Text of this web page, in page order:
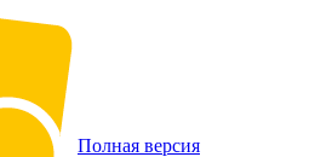
Полная версия